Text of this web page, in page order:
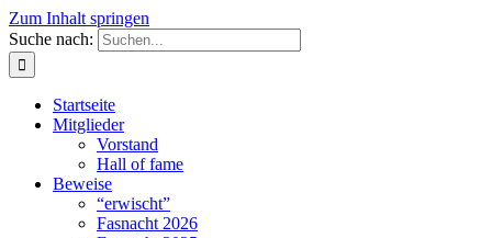
Zum Inhalt springen
Suche nach:
Startseite
Mitglieder
Vorstand
Hall of fame
Beweise
“erwischt”
Fasnacht 2026